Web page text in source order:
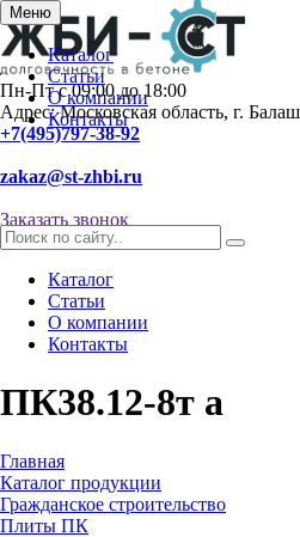
Меню
Каталог
Статьи
О компании
Контакты
Пн-Пт с 09:00 до 18:00
Адрес: Московская область, г.
+7(495)797-38-92
zakaz@st-zhbi.ru
Заказать звонок
Каталог
Статьи
О компании
Контакты
ПК38.12-8т а
Главная
Каталог продукции
Гражданское строительство
Плиты ПК